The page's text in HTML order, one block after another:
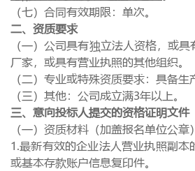
（七）合同有效期限：单次。
二、资质要求
（一）公司具有独立法人资格，或
厂家，或具有营业执照的其他组织。
（二）专业或特殊资质要求：具备生
（三）其他：公司成立满3年以上。
三、意向投标人提交的资格证明文件
（一）资质材料（加盖报名单位公章）
1.最新有效的企业法人营业执照副本
或基本存款账户信息复印件。